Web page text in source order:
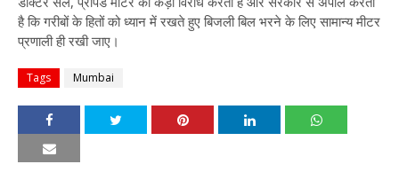
है कि गरीबों के हितों को ध्यान में रखते हुए बिजली बिल भरने के लिए सामान्य मीटर
प्रणाली ही रखी जाए।
Tags Mumbai